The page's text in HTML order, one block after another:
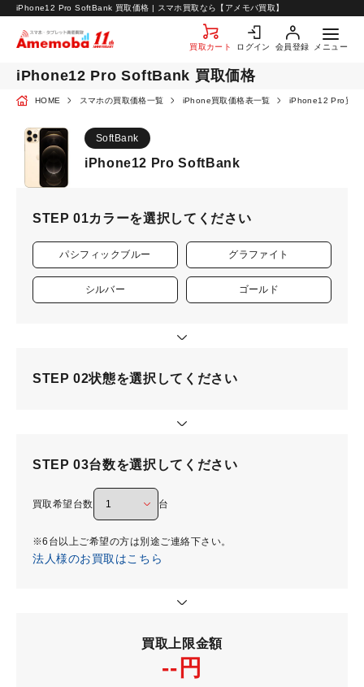
iPhone12 Pro SoftBank 買取価格 | スマホ買取なら【アメモバ買取】
買取カート ログイン 会員登録 メニュー
お知らせ
お問い合わせ
iPhone12 Pro SoftBank 買取価格
HOME スマホの買取価格一覧 iPhone買取価格表一覧 iPhone12 Pro買取
SoftBank
iPhone12 Pro SoftBank
STEP 01カラーを選択してください
パシフィックブルー グラファイト
シルバー ゴールド
STEP 02状態を選択してください
STEP 03台数を選択してください
買取希望台数 台
※6台以上ご希望の方は別途ご連絡下さい。
法人様のお買取はこちら
買取上限金額
--円